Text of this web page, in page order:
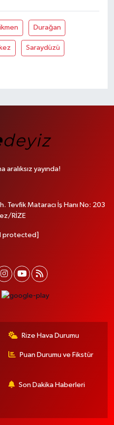
Durağan
Saraydüzü
yayında!
Tevfik Mataracı İş Hanı No: 203
RİZE
protected]
Rize Hava Durumu
Puan Durumu ve Fikstür
Son Dakika Haberleri